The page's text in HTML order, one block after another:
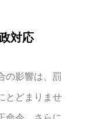
対応
の影響は、罰
とどまりませ